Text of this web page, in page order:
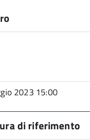
2023 15:00
di riferimento